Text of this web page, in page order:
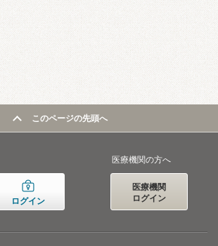
このページの先頭へ
ログイン
医療機関の方へ
医療機関
ログイン